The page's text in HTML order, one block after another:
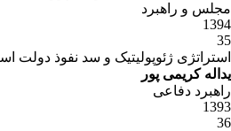
مجلس و راهبرد
1394
35
استراتژی ژئوپولیتیک و سد نفوذ دولت
یداله کریمی پور
راهبرد دفاعی
1393
36